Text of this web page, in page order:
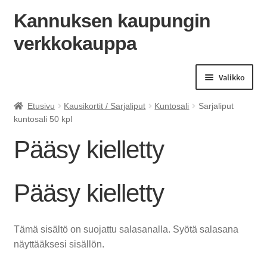
Siirry
Siirry
Kannuksen kaupungin
verkkokauppa
Valikko
Etusivu Kausikortit / Sarjaliput Kuntosali
Sarjaliput
kuntosali 50 kpl
Pääsy kielletty
Pääsy kielletty
Tämä sisältö on suojattu salasanalla. Syötä salasana
näyttääksesi sisällön.